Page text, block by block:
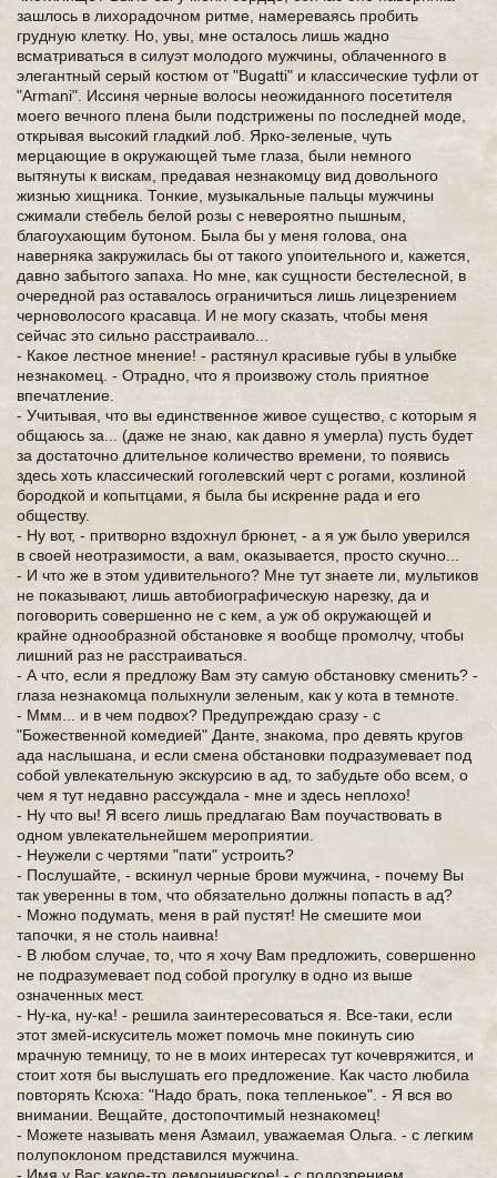
зашлось в лихорадочном ритме, намереваясь пробить
грудную клетку. Но, увы, мне осталось лишь жадно
всматриваться в силуэт молодого мужчины, облаченного в
элегантный серый костюм от "Bugatti" и классические туфли от
"Armani". Иссиня черные волосы неожиданного посетителя
моего вечного плена были подстрижены по последней моде,
открывая высокий гладкий лоб. Ярко-зеленые, чуть
мерцающие в окружающей тьме глаза, были немного
вытянуты к вискам, предавая незнакомцу вид довольного
жизнью хищника. Тонкие, музыкальные пальцы мужчины
сжимали стебель белой розы с невероятно пышным,
благоухающим бутоном. Была бы у меня голова, она
наверняка закружилась бы от такого упоительного и, кажется,
давно забытого запаха. Но мне, как сущности бестелесной, в
очередной раз оставалось ограничиться лишь лицезрением
черноволосого красавца. И не могу сказать, чтобы меня
сейчас это сильно расстраивало...
- Какое лестное мнение! - растянул красивые губы в улыбке
незнакомец. - Отрадно, что я произвожу столь приятное
впечатление.
- Учитывая, что вы единственное живое существо, с которым я
общаюсь за... (даже не знаю, как давно я умерла) пусть будет
за достаточно длительное количество времени, то появись
здесь хоть классический гоголевский черт с рогами, козлиной
бородкой и копытцами, я была бы искренне рада и его
обществу.
- Ну вот, - притворно вздохнул брюнет, - а я уж было уверился
в своей неотразимости, а вам, оказывается, просто скучно...
- И что же в этом удивительного? Мне тут знаете ли, мультиков
не показывают, лишь автобиографическую нарезку, да и
поговорить совершенно не с кем, а уж об окружающей и
крайне однообразной обстановке я вообще промолчу, чтобы
лишний раз не расстраиваться.
- А что, если я предложу Вам эту самую обстановку сменить? -
глаза незнакомца полыхнули зеленым, как у кота в темноте.
- Ммм... и в чем подвох? Предупреждаю сразу - с
"Божественной комедией" Данте, знакома, про девять кругов
ада наслышана, и если смена обстановки подразумевает под
собой увлекательную экскурсию в ад, то забудьте обо всем, о
чем я тут недавно рассуждала - мне и здесь неплохо!
- Ну что вы! Я всего лишь предлагаю Вам поучаствовать в
одном увлекательнейшем мероприятии.
- Неужели с чертями "пати" устроить?
- Послушайте, - вскинул черные брови мужчина, - почему Вы
так уверенны в том, что обязательно должны попасть в ад?
- Можно подумать, меня в рай пустят! Не смешите мои
тапочки, я не столь наивна!
- В любом случае, то, что я хочу Вам предложить, совершенно
не подразумевает под собой прогулку в одно из выше
означенных мест.
- Ну-ка, ну-ка! - решила заинтересоваться я. Все-таки, если
этот змей-искуситель может помочь мне покинуть сию
мрачную темницу, то не в моих интересах тут кочевряжится, и
стоит хотя бы выслушать его предложение. Как часто любила
повторять Ксюха: "Надо брать, пока тепленькое". - Я вся во
внимании. Вещайте, достопочтимый незнакомец!
- Можете называть меня Азмаил, уважаемая Ольга. - с легким
полупоклоном представился мужчина.